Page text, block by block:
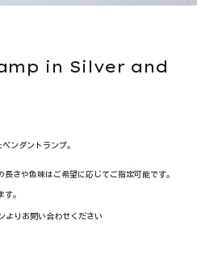
in Silver and
ンダントランプ。
さや色味はご希望に応じてご指定可能です。
。
りお問い合わせください